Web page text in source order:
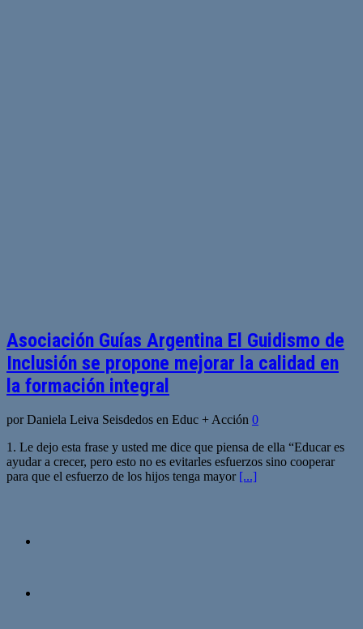
Asociación Guías Argentina El Guidismo de
Inclusión se propone mejorar la calidad en
la formación integral
por Daniela Leiva Seisdedos en Educ + Acción 0
1. Le dejo esta frase y usted me dice que piensa de ella “Educar es
ayudar a crecer, pero esto no es evitarles esfuerzos sino cooperar
para que el esfuerzo de los hijos tenga mayor [...]